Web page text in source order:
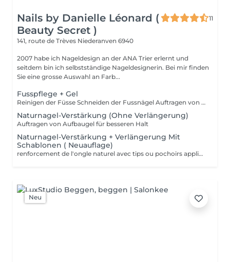
Nails by Danielle Léonard (
Beauty Secret )
11
141, route de Trèves Niederanven 6940
2007 habe ich Nageldesign an der ANA Trier erlernt und
seitdem bin ich selbstständige Nageldesignerin. Bei mir finden
Sie eine grosse Auswahl an Farb...
Fusspflege + Gel
Reinigen der Füsse Schneiden der Fussnägel Auftragen von Gel ob in Farbe oder Feiss Hält 2-3 Monate
Naturnagel-Verstärkung (Ohne Verlängerung)
Auftragen von Aufbaugel für besseren Halt
Naturnagel-Verstärkung + Verlängerung Mit
Schablonen ( Neuauflage)
renforcement de l'ongle naturel avec tips ou pochoirs application french ou couleur
Neu